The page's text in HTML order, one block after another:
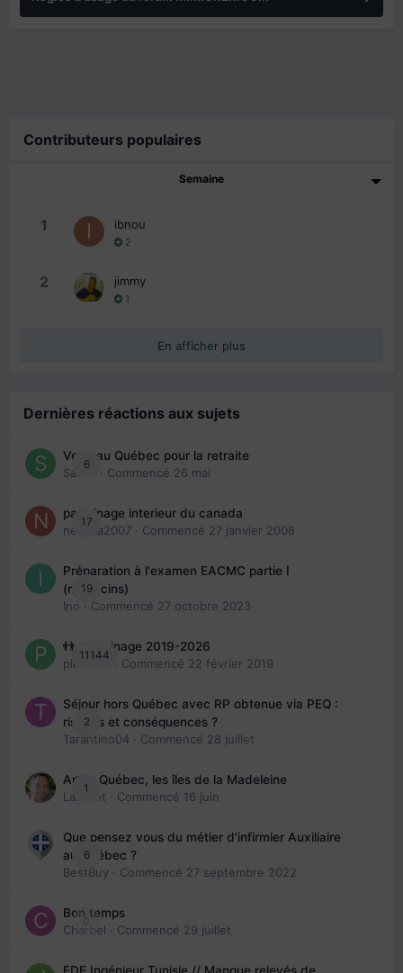
Contributeurs populaires
Semaine
1 ibnou
2
2 jimmy
1
En afficher plus
Dernières réactions aux sujets
6
Venir au Québec pour la retraite
Sab74
· Commencé 26 mai
17
parrainage interieur du canada
nedjma2007 · Commencé 27 janvier 2008
19
Préparation à l'examen EACMC partie I
(médecins)
Ino · Commencé 27 octobre 2023
11144
👬 Parrainage 2019-2026
piinoush · Commencé 22 février 2019
2
Séjour hors Québec avec RP obtenue via PEQ :
risques et conséquences ?
Tarantino04 · Commencé 28 juillet
1
Arte : Québec, les îles de la Madeleine
Laurent · Commencé 16 juin
6
Que pensez vous du métier d'infirmier Auxiliaire
au Québec ?
BestBuy · Commencé 27 septembre 2022
0
Bon temps
Charbel · Commencé 29 juillet